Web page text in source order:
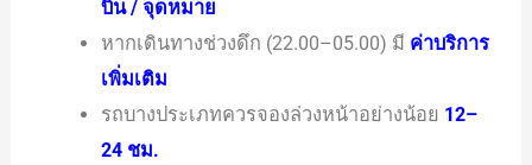
บิน / จุดหมาย
หากเดินทางช่วงดึก (22.00–05.00) มี ค่าบริการ
เพิ่มเติม
รถบางประเภทควรจองล่วงหน้าอย่างน้อย 12–
24 ชม.